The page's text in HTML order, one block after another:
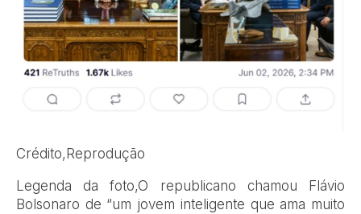
Crédito, Reprodução
Legenda da foto,O republicano chamou Flávio
Bolsonaro de “um jovem inteligente que ama muito